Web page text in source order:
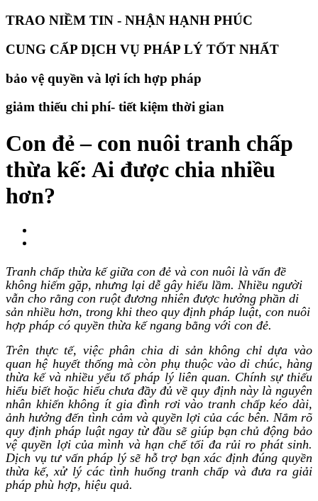
TRAO NIỀM TIN - NHẬN HẠNH PHÚC
CUNG CẤP DỊCH VỤ PHÁP LÝ TỐT NHẤT
bảo vệ quyền và lợi ích hợp pháp
giảm thiếu chi phí- tiết kiệm thời gian
Con đẻ – con nuôi tranh chấp
thừa kế: Ai được chia nhiều
hơn?
Tranh chấp thừa kế giữa con đẻ và con nuôi là vấn đề
không hiếm gặp, nhưng lại dễ gây hiểu lầm. Nhiều người
vẫn cho rằng con ruột đương nhiên được hưởng phần di
sản nhiều hơn, trong khi theo quy định pháp luật, con nuôi
hợp pháp có quyền thừa kế ngang bằng với con đẻ.
Trên thực tế, việc phân chia di sản không chỉ dựa vào
quan hệ huyết thống mà còn phụ thuộc vào di chúc, hàng
thừa kế và nhiều yếu tố pháp lý liên quan. Chính sự thiếu
hiểu biết hoặc hiểu chưa đầy đủ về quy định này là nguyên
nhân khiến không ít gia đình rơi vào tranh chấp kéo dài,
ảnh hưởng đến tình cảm và quyền lợi của các bên. Nắm rõ
quy định pháp luật ngay từ đầu sẽ giúp bạn chủ động bảo
vệ quyền lợi của mình và hạn chế tối đa rủi ro phát sinh.
Dịch vụ tư vấn pháp lý sẽ hỗ trợ bạn xác định đúng quyền
thừa kế, xử lý các tình huống tranh chấp và đưa ra giải
pháp phù hợp, hiệu quả.